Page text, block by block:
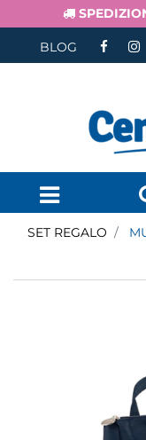
BLOG
Open menu
SET REGALO